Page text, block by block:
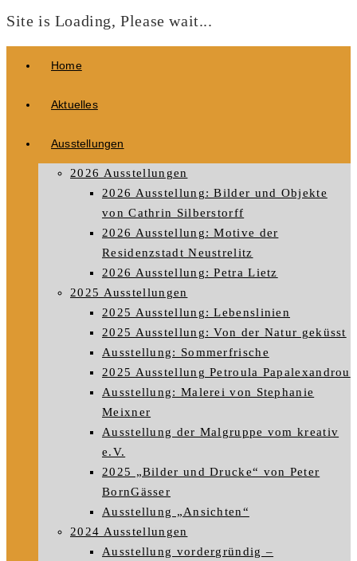
Site is Loading, Please wait...
Home
Aktuelles
Ausstellungen
2026 Ausstellungen
2026 Ausstellung: Bilder und Objekte
von Cathrin Silberstorff
2026 Ausstellung: Motive der
Residenzstadt Neustrelitz
2026 Ausstellung: Petra Lietz
2025 Ausstellungen
2025 Ausstellung: Lebenslinien
2025 Ausstellung: Von der Natur geküsst
Ausstellung: Sommerfrische
2025 Ausstellung Petroula Papalexandrou
Ausstellung: Malerei von Stephanie
Meixner
Ausstellung der Malgruppe vom kreativ
e.V.
2025 „Bilder und Drucke“ von Peter
BornGässer
Ausstellung „Ansichten“
2024 Ausstellungen
Ausstellung vordergründig –